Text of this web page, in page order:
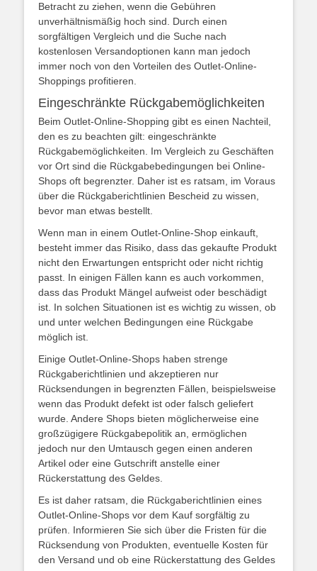
Betracht zu ziehen, wenn die Gebühren
unverhältnismäßig hoch sind. Durch einen
sorgfältigen Vergleich und die Suche nach
kostenlosen Versandoptionen kann man jedoch
immer noch von den Vorteilen des Outlet-Online-
Shoppings profitieren.
Eingeschränkte Rückgabemöglichkeiten
Beim Outlet-Online-Shopping gibt es einen Nachteil,
den es zu beachten gilt: eingeschränkte
Rückgabemöglichkeiten. Im Vergleich zu Geschäften
vor Ort sind die Rückgabebedingungen bei Online-
Shops oft begrenzter. Daher ist es ratsam, im Voraus
über die Rückgaberichtlinien Bescheid zu wissen,
bevor man etwas bestellt.
Wenn man in einem Outlet-Online-Shop einkauft,
besteht immer das Risiko, dass das gekaufte Produkt
nicht den Erwartungen entspricht oder nicht richtig
passt. In einigen Fällen kann es auch vorkommen,
dass das Produkt Mängel aufweist oder beschädigt
ist. In solchen Situationen ist es wichtig zu wissen, ob
und unter welchen Bedingungen eine Rückgabe
möglich ist.
Einige Outlet-Online-Shops haben strenge
Rückgaberichtlinien und akzeptieren nur
Rücksendungen in begrenzten Fällen, beispielsweise
wenn das Produkt defekt ist oder falsch geliefert
wurde. Andere Shops bieten möglicherweise eine
großzügigere Rückgabepolitik an, ermöglichen
jedoch nur den Umtausch gegen einen anderen
Artikel oder eine Gutschrift anstelle einer
Rückerstattung des Geldes.
Es ist daher ratsam, die Rückgaberichtlinien eines
Outlet-Online-Shops vor dem Kauf sorgfältig zu
prüfen. Informieren Sie sich über die Fristen für die
Rücksendung von Produkten, eventuelle Kosten für
den Versand und ob eine Rückerstattung des Geldes